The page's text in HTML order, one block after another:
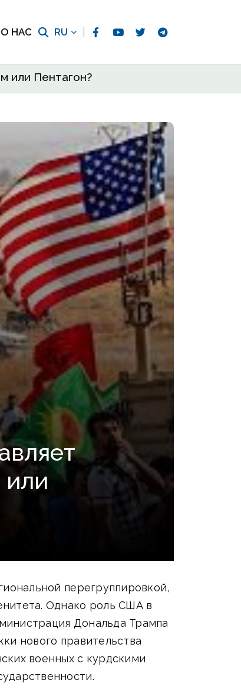
О НАС RU
или Пентагон?
перегруппировкой,
Однако роль США в
Дональда Трампа
нового правительства
военных с курдскими